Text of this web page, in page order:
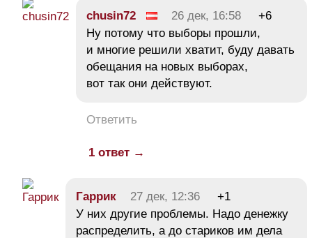
chusin72 26 дек, 16:58
+6
Ну потому что выборы прошли,
и многие решили хватит, буду давать
обещания на новых выборах,
вот так они действуют.
Ответить
1 ответ →
Гаррик 27 дек, 12:36
+1
У них другие проблемы. Надо денежку
распределить, а до стариков им дела